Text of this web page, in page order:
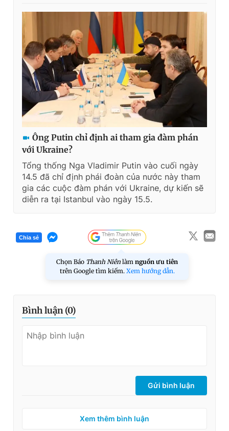
Ông Putin chỉ định ai tham gia đàm phán
với Ukraine?
Tổng thống Nga Vladimir Putin vào cuối ngày
14.5 đã chỉ định phái đoàn của nước này tham
gia các cuộc đàm phán với Ukraine, dự kiến sẽ
diễn ra tại Istanbul vào ngày 15.5.
Chia sẻ
Chọn Báo Thanh Niên làm nguồn ưu tiên
trên Google tìm kiếm. Xem hướng dẫn.
Bình luận (0)
Gửi bình luận
Xem thêm bình luận